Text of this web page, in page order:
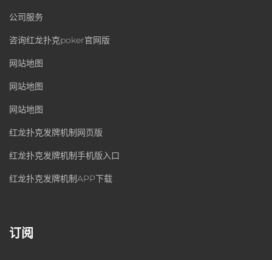
公司服务
咨询红龙扑克poker官网版
网站地图
网站地图
网站地图
红龙扑克发牌机制网页版
红龙扑克发牌机制手机版入口
红龙扑克发牌机制APP下载
订阅